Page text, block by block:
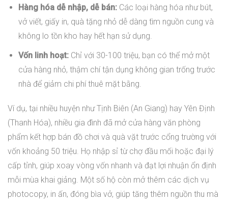
Hàng hóa dễ nhập, dễ bán:Các loại hàng hóa như bút,
vở viết, giấy in, quà tặng nhỏ dễ dàng tìm nguồn cung và
không lo tồn kho hay hết hạn sử dụng.
Vốn linh hoạt:Chỉ với 30-100 triệu, bạn có thể mở một
cửa hàng nhỏ, thậm chí tận dụng không gian trống trước
nhà để giảm chi phí thuê mặt bằng.
Ví dụ, tại nhiều huyện như Tịnh Biên (An Giang) hay Yên Định
(Thanh Hóa), nhiều gia đình đã mở cửa hàng văn phòng
phẩm kết hợp bán đồ chơi và quà vặt trước cổng trường với
vốn khoảng 50 triệu. Họ nhập sỉ từ chợ đầu mối hoặc đại lý
cấp tỉnh, giúp xoay vòng vốn nhanh và đạt lợi nhuận ổn định
mỗi mùa khai giảng. Một số hộ còn mở thêm các dịch vụ
photocopy, in ấn, đóng bìa vở, giúp tăng thêm nguồn thu mà